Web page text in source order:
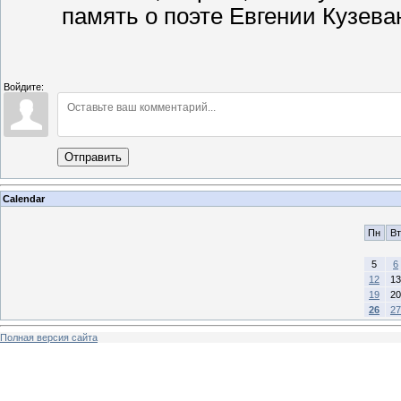
память о поэте Евгении
Войдите:
Отправить
Calendar
Пн Вт
5
6
12
13
19
20
26
27
Полная версия сайта